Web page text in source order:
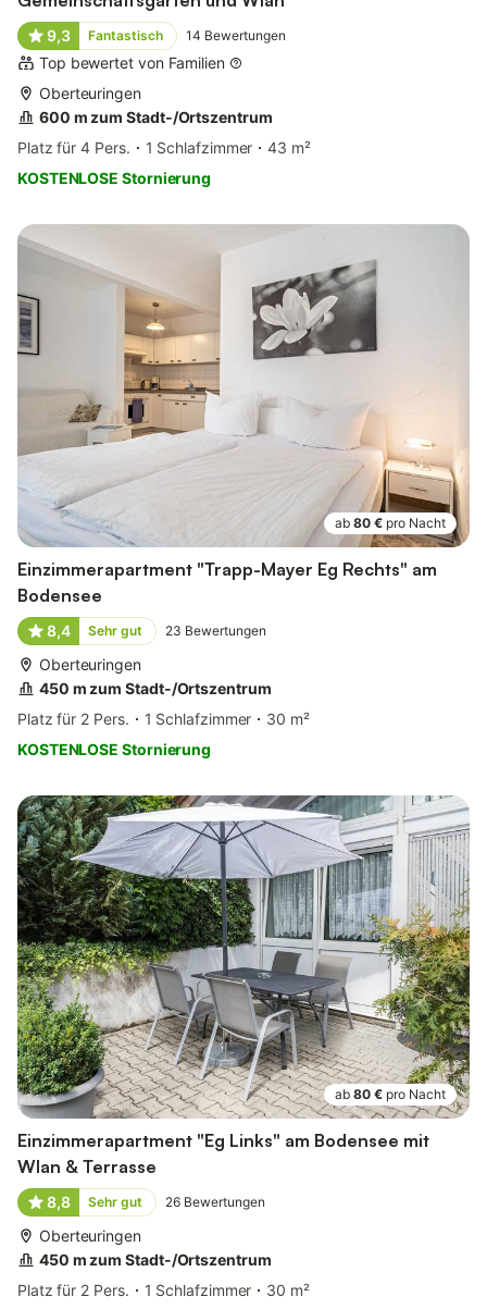
9,3 Fantastisch 14 Bewertungen
Top bewertet von Familien
Oberteuringen
600 m zum Stadt-/Ortszentrum
Platz für 4 Pers.
1 Schlafzimmer
43 m²
KOSTENLOSE Stornierung
ab 80 € pro Nacht
Einzimmerapartment "Trapp-Mayer Eg Rechts" am
Bodensee
8,4 Sehr gut 23 Bewertungen
Oberteuringen
450 m zum Stadt-/Ortszentrum
Platz für 2 Pers.
1 Schlafzimmer
30 m²
KOSTENLOSE Stornierung
ab 80 € pro Nacht
Einzimmerapartment "Eg Links" am Bodensee mit
Wlan & Terrasse
8,8 Sehr gut 26 Bewertungen
Oberteuringen
450 m zum Stadt-/Ortszentrum
Platz für 2 Pers.
1 Schlafzimmer
30 m²